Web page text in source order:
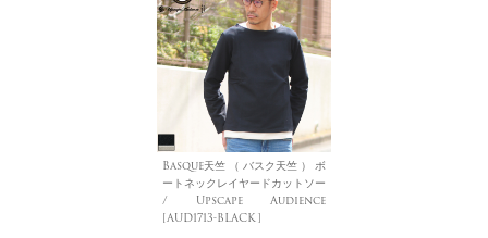
Basque天竺 （ バスク天竺 ） ボ
ートネックレイヤードカットソー
/ Upscape Audience
[AUD1713-BLACK]